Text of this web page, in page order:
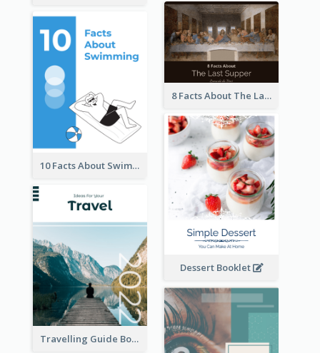
8 Facts About The Last Supper Of Leonardo da Vinci
10 Facts About Swimming
Dessert Booklet
Travelling Guide Booklet